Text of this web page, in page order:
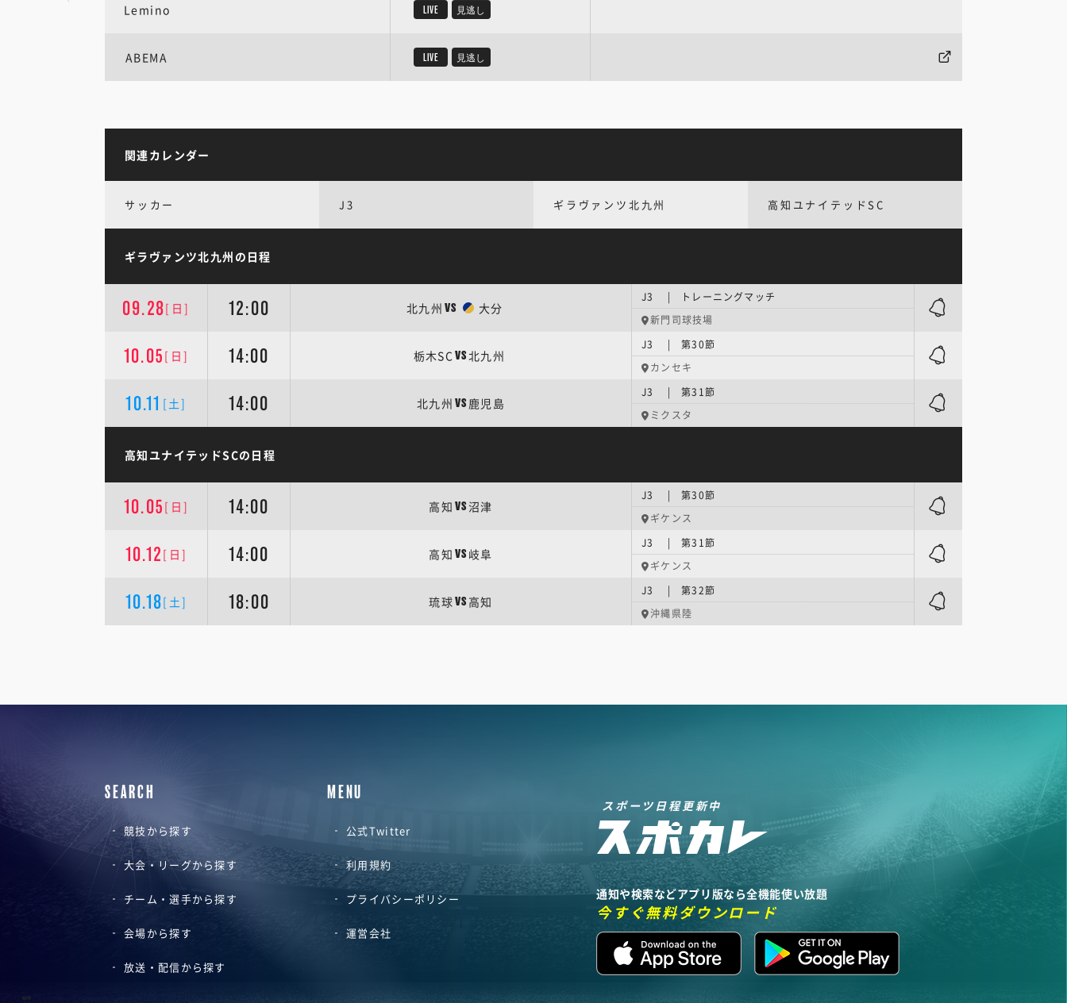
Lemino LIVE 見逃し
ABEMA LIVE 見逃し
関連カレンダー
サッカー J3 ギラヴァンツ北九州 高知ユナイテッドSC
ギラヴァンツ北九州の日程
09.28[日] 12:00 北九州 VS 大分
J3 | トレーニングマッチ
新門司球技場
10.05 [日] 14:00 栃木SCVS北九州
J3 | 第30節
カンセキ
10.11 [土] 14:00 北九州 VS 鹿児島
J3 | 第31節
ミクスタ
高知ユナイテッドSCの日程
10.05 [日] 14:00 高知 VS沼津
J3 | 第30節
ギケンス
10.12 [日] 14:00 高知 VS 岐阜
J3 | 第31節
ギケンス
10.18[土] 18:00 琉球VS 高知
J3 | 第32節
沖縄県陸
SEARCH
競技から探す
大会・リーグから探す
チーム・選手から探す
会場から探す
放送・配信から探す
MENU
公式Twitter
利用規約
プライバシーポリシー
運営会社
スポーツ日程更新中
通知や検索などアプリ版なら全機能使い放題
今すぐ無料ダウンロード